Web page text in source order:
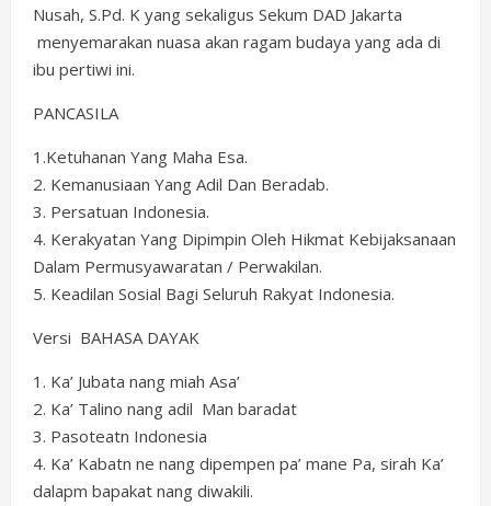
Nusah, S.Pd. K yang sekaligus Sekum DAD Jakarta
menyemarakan nuasa akan ragam budaya yang ada di
ibu pertiwi ini.
PANCASILA
1.Ketuhanan Yang Maha Esa.
2. Kemanusiaan Yang Adil Dan Beradab.
3. Persatuan Indonesia.
4. Kerakyatan Yang Dipimpin Oleh Hikmat Kebijaksanaan
Dalam Permusyawaratan / Perwakilan.
5. Keadilan Sosial Bagi Seluruh Rakyat Indonesia.
Versi BAHASA DAYAK
1. Ka’ Jubata nang miah Asa’
2. Ka’ Talino nang adil Man baradat
3. Pasoteatn Indonesia
4. Ka’ Kabatn ne nang dipempen pa’ mane Pa, sirah Ka’
dalapm bapakat nang diwakili.